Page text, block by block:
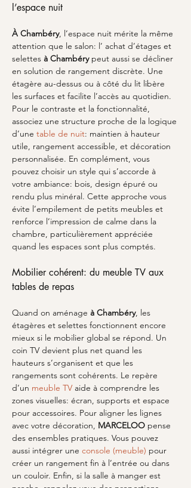
l’espace nuit
À Chambéry, l’espace nuit mérite la même
attention que le salon: l’ achat d’étages et
selettes à Chambéry peut aussi se décliner
en solution de rangement discrète. Une
étagère au-dessus ou à côté du lit libère
les surfaces et facilite l’accès au quotidien.
Pour le contraste et la fonctionnalité,
associez une structure proche de la logique
d’une table de nuit: maintien à hauteur
utile, rangement accessible, et décoration
personnalisée. En complément, vous
pouvez choisir un style qui s’accorde à
votre ambiance: bois, design épuré ou
rendu plus minéral. Cette approche vous
évite l’empilement de petits meubles et
renforce l’impression de calme dans la
chambre, particulièrement appréciée
quand les espaces sont plus comptés.
Mobilier cohérent: du meuble TV aux
tables de repas
Quand on aménage à Chambéry, les
étagères et selettes fonctionnent encore
mieux si le mobilier global se répond. Un
coin TV devient plus net quand les
hauteurs s’organisent et que les
rangements sont cohérents. Le repère
d’un meuble TV aide à comprendre les
zones visuelles: écran, supports et espace
pour accessoires. Pour aligner les lignes
avec votre décoration, MARCELOO pense
des ensembles pratiques. Vous pouvez
aussi intégrer une console (meuble) pour
créer un rangement fin à l’entrée ou dans
un couloir. Enfin, si la salle à manger est